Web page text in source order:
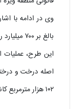
وی در ادامه با
بالغ بر
اصله درخت و
۱۰۲ هزار مترمربع کاشته و در حال نگهداری است.